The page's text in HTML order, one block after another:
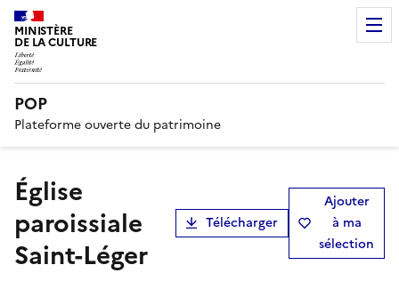
MINISTÈRE
DE LA CULTURE
POP
Plateforme ouverte du patrimoine
église
paroissiale
Saint-Léger
Télécharger
Ajouter
à ma
sélection